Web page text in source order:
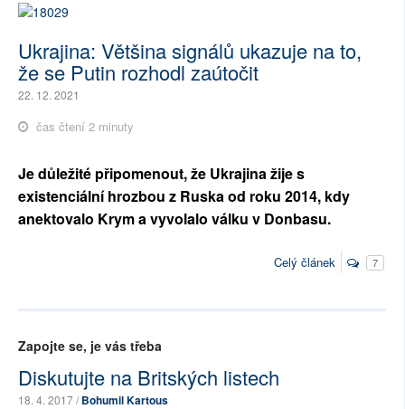
Ukrajina: Většina signálů ukazuje na to,
že se Putin rozhodl zaútočit
22. 12. 2021
čas čtení 2 minuty
Je důležité připomenout, že Ukrajina žije s
existenciální hrozbou z Ruska od roku 2014, kdy
anektovalo Krym a vyvolalo válku v Donbasu.
Celý článek 7
Zapojte se, je vás třeba
Diskutujte na Britských listech
18. 4. 2017 /Bohumil Kartous